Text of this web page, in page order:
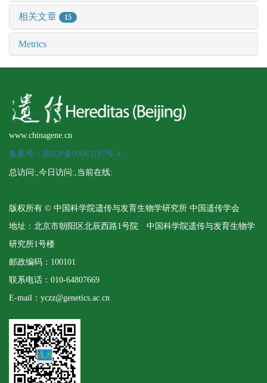
相关文章 15
Metrics
www.chinagene.cn
备案号：京ICP备09063187号-4
总访问: ,今日访问: ,当前在线:
版权所有 © 中国科学院遗传与发育生物学研究所 中国遗传学会
地址：北京市朝阳区北辰西路1号院 中国科学院遗传与发育生物学
研究所1号楼
邮政编码：100101
联系电话：010-64807669
E-mail：yczz@genetics.ac.cn